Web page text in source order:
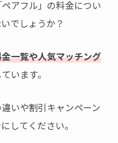
アフル」の料金につい
でしょうか？
一覧や人気マッチング
ています。
いや割引キャンペーン
してください。